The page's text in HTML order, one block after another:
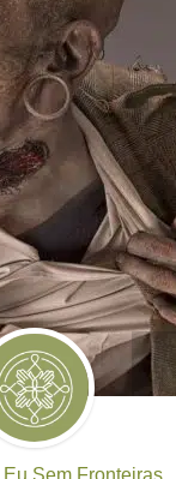
Eu Sem Fronteiras